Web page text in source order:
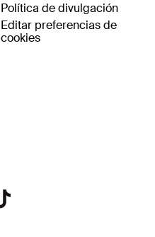
Política de divulgación
Editar preferencias de
cookies